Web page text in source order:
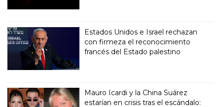
Estados Unidos e Israel rechazan
con firmeza el reconocimiento
francés del Estado palestino
Mauro Icardi y la China Suárez
estarían en crisis tras el escándalo: